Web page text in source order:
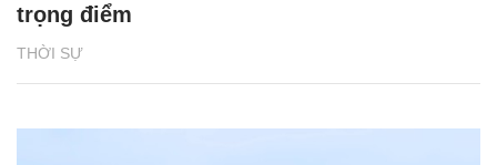
THỜI SỰ
trọng điểm